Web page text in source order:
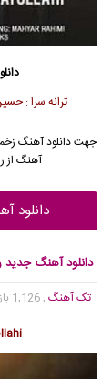
ترانه سرا :
جهت دانلود آهنگ
آهنگ از
دانلود
دانلود آهنگ جدید
تک آهنگ , 1,126 بازدید